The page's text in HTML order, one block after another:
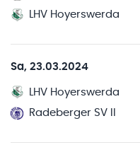
LHV Hoyerswerda
Sa, 23.03.2024
LHV Hoyerswerda
Radeberger SV II